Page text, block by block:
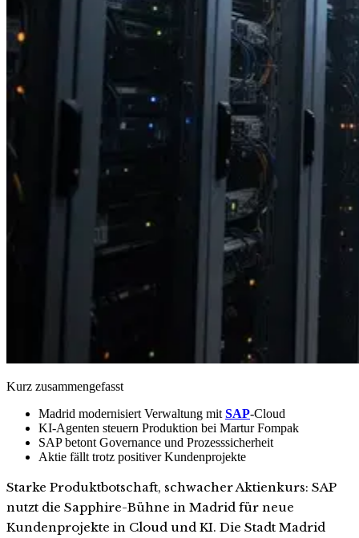
Kurz zusammengefasst
Madrid modernisiert Verwaltung mit SAP-Cloud
KI-Agenten steuern Produktion bei Martur Fompak
SAP betont Governance und Prozesssicherheit
Aktie fällt trotz positiver Kundenprojekte
Starke Produktbotschaft, schwacher Aktienkurs: SAP
nutzt die Sapphire-Bühne in Madrid für neue
Kundenprojekte in Cloud und KI. Die Stadt Madrid